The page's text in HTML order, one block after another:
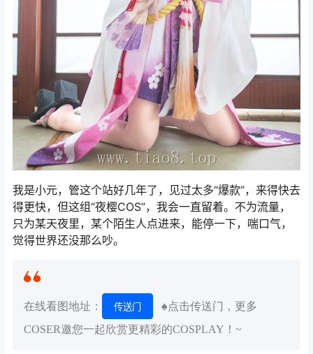
我是小元，管这个站好几年了，见过太多“爆款”，来得快去
得更快，但这组“夜樱COS”，我会一直留着。不为流量，
只为某天夜里，某个陌生人点进来，能停一下，喘口气，
觉得世界还没那么吵。
在线看图地址： 传送门
♠点击传送门，更多
COSER邀您一起欣赏更精彩的COSPLAY！~